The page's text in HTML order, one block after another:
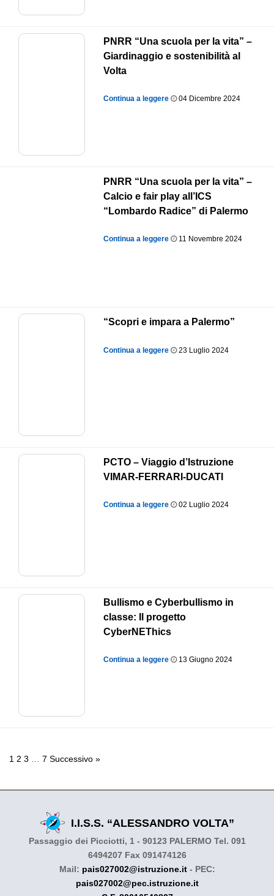
PNRR “Una scuola per la vita” –
Giardinaggio e sostenibilità al
Volta
Continua a leggere 04 Dicembre 2024
PNRR “Una scuola per la vita” –
Calcio e fair play all’ICS
“Lombardo Radice” di Palermo
Continua a leggere 11 Novembre 2024
“Scopri e impara a Palermo”
Continua a leggere 23 Luglio 2024
PCTO – Viaggio d’Istruzione
VIMAR-FERRARI-DUCATI
Continua a leggere 02 Luglio 2024
Bullismo e Cyberbullismo in
classe: Il progetto
CyberNEThics
Continua a leggere 13 Giugno 2024
1 2 3 7 Successivo »
I.I.S.S. “ALESSANDRO VOLTA”
Passaggio dei Picciotti, 1 - 90123 PALERMO Tel. 091
6494207 Fax 091474126
Mail: pais027002@istruzione.it- PEC:
pais027002@pec.istruzione.it